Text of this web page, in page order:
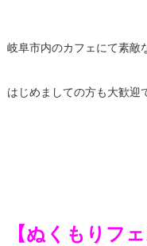
岐阜市内のカフェにて素敵
はじめましての方も大歓迎
【ぬくもりフェ